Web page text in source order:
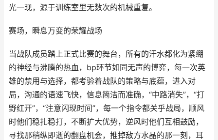
光一现，源于训练室里无数次的机械重复。
赛场，瞬息万变的荣耀战场
当战队成员踏上正式比赛的舞台，所有的汗水都化为紧绷
的神经与沸腾的热血，bp环节如同无声的博弈，每一次英
雄的禁用与选择，都考验着战队的策略与底蕴，进入对
局，沟通的语速飞快，信息简洁而准确，“中路消失”，“打
野红开”，“注意闪现时间”，每一个指令都关乎战局，顺风
时他们稳扎稳打，不断扩大优势，逆风时他们互相鼓励，
寻找那稍纵即逝的翻盘机会，推掉敌方水晶的那一刻，耳